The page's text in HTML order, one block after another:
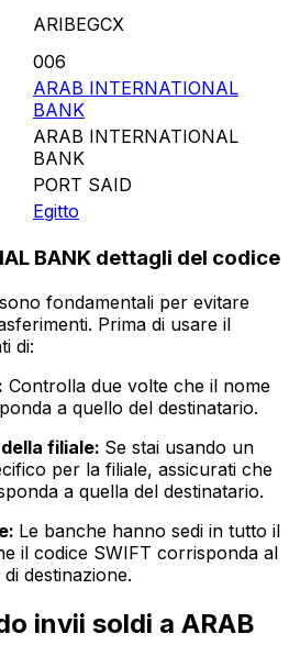
ARIBEGCX
006
ARAB INTERNATIONAL
BANK
ARAB INTERNATIONAL
BANK
PORT SAID
Egitto
BANK dettagli del codice
fondamentali per evitare
Prima di usare il
di:
Controlla due volte che il nome
a quello del destinatario.
filiale: Se stai usando un
per la filiale, assicurati che
a quella del destinatario.
Le banche hanno sedi in tutto il
il codice SWIFT corrisponda al
destinazione.
invii soldi a ARAB